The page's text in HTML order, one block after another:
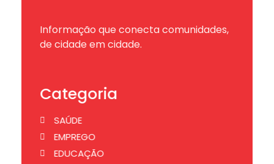
Informação que conecta comunidades,
de cidade em cidade.
Categoria
SAÚDE
EMPREGO
EDUCAÇÃO